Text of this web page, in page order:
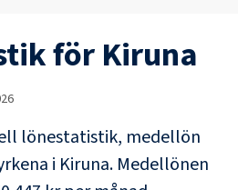
förKiruna
lönestatistik, medellön
i Kiruna. Medellönen